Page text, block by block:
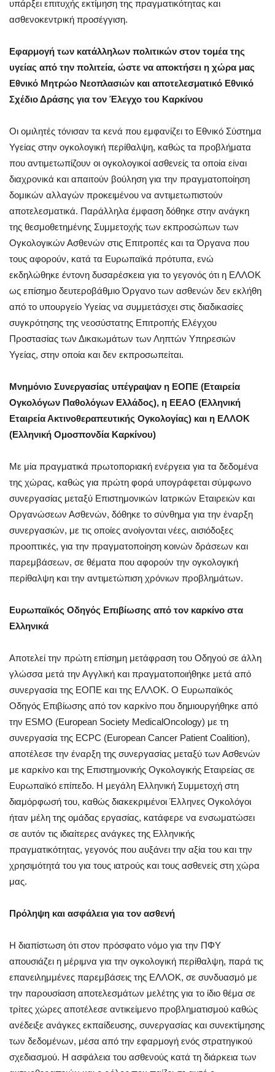
υπάρξει επιτυχής εκτίμηση της πραγματικότητας και
ασθενοκεντρική προσέγγιση.
Εφαρμογή των κατάλληλων πολιτικών στον τομέα της
υγείας από την πολιτεία, ώστε να αποκτήσει η χώρα μας
Εθνικό Μητρώο Νεοπλασιών και αποτελεσματικό Εθνικό
Σχέδιο Δράσης για τον Έλεγχο του Καρκίνου
Οι ομιλητές τόνισαν τα κενά που εμφανίζει το Εθνικό Σύστημα
Υγείας στην ογκολογική περίθαλψη, καθώς τα προβλήματα
που αντιμετωπίζουν οι ογκολογικοί ασθενείς τα οποία είναι
διαχρονικά και απαιτούν βούληση για την πραγματοποίηση
δομικών αλλαγών προκειμένου να αντιμετωπιστούν
αποτελεσματικά. Παράλληλα έμφαση δόθηκε στην ανάγκη
της θεσμοθετημένης Συμμετοχής των εκπροσώπων των
Ογκολογικών Ασθενών στις Επιτροπές και τα Όργανα που
τους αφορούν, κατά τα Ευρωπαϊκά πρότυπα, ενώ
εκδηλώθηκε έντονη δυσαρέσκεια για το γεγονός ότι η ΕΛΛΟΚ
ως επίσημο δευτεροβάθμιο Όργανο των ασθενών δεν εκλήθη
από το υπουργείο Υγείας να συμμετάσχει στις διαδικασίες
συγκρότησης της νεοσύστατης Επιτροπής Ελέγχου
Προστασίας των Δικαιωμάτων των Ληπτών Υπηρεσιών
Υγείας, στην οποία και δεν εκπροσωπείται.
Μνημόνιο Συνεργασίας υπέγραψαν η ΕΟΠΕ (Εταιρεία
Ογκολόγων Παθολόγων Ελλάδος), η ΕΕΑΟ (Ελληνική
Εταιρεία Ακτινοθεραπευτικής Ογκολογίας) και η ΕΛΛΟΚ
(Ελληνική Ομοσπονδία Καρκίνου)
Με μία πραγματικά πρωτοποριακή ενέργεια για τα δεδομένα
της χώρας, καθώς για πρώτη φορά υπογράφεται σύμφωνο
συνεργασίας μεταξύ Επιστημονικών Ιατρικών Εταιρειών και
Οργανώσεων Ασθενών, δόθηκε το σύνθημα για την έναρξη
συνεργασιών, με τις οποίες ανοίγονται νέες, αισιόδοξες
προοπτικές, για την πραγματοποίηση κοινών δράσεων και
παρεμβάσεων, σε θέματα που αφορούν την ογκολογική
περίθαλψη και την αντιμετώπιση χρόνιων προβλημάτων.
Ευρωπαϊκός Οδηγός Επιβίωσης από τον καρκίνο στα
Ελληνικά
Αποτελεί την πρώτη επίσημη μετάφραση του Οδηγού σε άλλη
γλώσσα μετά την Αγγλική και πραγματοποιήθηκε μετά από
συνεργασία της ΕΟΠΕ και της ΕΛΛΟΚ. Ο Ευρωπαϊκός
Οδηγός Επιβίωσης από τον καρκίνο που δημιουργήθηκε από
την ESMO (European Society MedicalOncology) με τη
συνεργασία της ECPC (European Cancer Patient Coalition),
αποτέλεσε την έναρξη της συνεργασίας μεταξύ των Ασθενών
με καρκίνο και της Επιστημονικής Ογκολογικής Εταιρείας σε
Ευρωπαϊκό επίπεδο. Η μεγάλη Ελληνική Συμμετοχή στη
διαμόρφωσή του, καθώς διακεκριμένοι Έλληνες Ογκολόγοι
ήταν μέλη της ομάδας εργασίας, κατάφερε να ενσωματώσει
σε αυτόν τις ιδιαίτερες ανάγκες της Ελληνικής
πραγματικότητας, γεγονός που αυξάνει την αξία του και την
χρησιμότητά του για τους ιατρούς και τους ασθενείς στη χώρα
μας.
Πρόληψη και ασφάλεια για τον ασθενή
Η διαπίστωση ότι στον πρόσφατο νόμο για την ΠΦΥ
απουσιάζει η μέριμνα για την ογκολογική περίθαλψη, παρά τις
επανειλημμένες παρεμβάσεις της ΕΛΛΟΚ, σε συνδυασμό με
την παρουσίαση αποτελεσμάτων μελέτης για το ίδιο θέμα σε
τρίτες χώρες αποτέλεσε αντικείμενο προβληματισμού καθώς
ανέδειξε ανάγκες εκπαίδευσης, συνεργασίας και συνεκτίμησης
των δεδομένων, μέσα από την εφαρμογή ενός στρατηγικού
σχεδιασμού. Η ασφάλεια του ασθενούς κατά τη διάρκεια των